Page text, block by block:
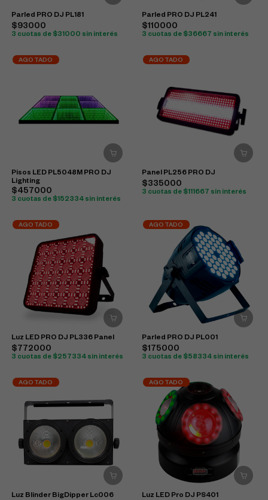
Parled PRO DJ PL181
$93000
3 cuotas de $31000 sin interés
Parled PRO DJ PL241
$110000
3 cuotas de $36667 sin interés
AGOTADO
Pisos LED PL5048M PRO DJ
Lighting
$457000
3 cuotas de $152334 sin interés
AGOTADO
Panel PL256 PRO DJ
$335000
3 cuotas de $111667 sin interés
AGOTADO
Luz LED PRO DJ PL336 Panel
$772000
3 cuotas de $257334 sin interés
AGOTADO
Parled PRO DJ PL001
$175000
3 cuotas de $58334 sin interés
AGOTADO
Luz Blinder BigDipper Lc006
AGOTADO
Luz LED Pro DJ PS401